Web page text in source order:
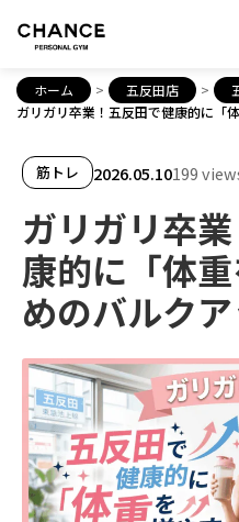
ホーム > 五反田店 >
ガリガリ卒業！五反田で健康的に「
筋トレ 2026.05.10199
ガリガリ卒
康的に「体
めのバルク